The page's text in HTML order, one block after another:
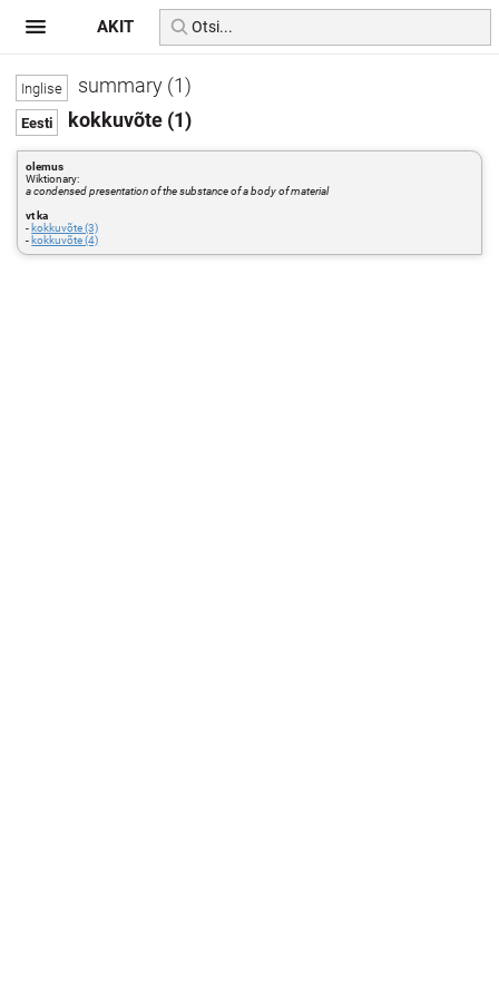
summary (1)
kokkuvõte (1)
olemus
Wiktionary:
a condensed presentation of the substance of a body of material
vt ka
- kokkuvõte (3)
- kokkuvõte (4)
AKIT